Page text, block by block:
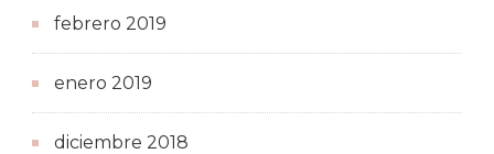
febrero 2019
enero 2019
diciembre 2018